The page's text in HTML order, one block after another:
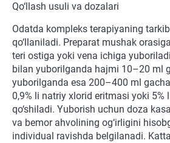
Qo‘llash usuli va dozalari
Odatda kompleks terapiyaning
qo‘llaniladi. Preparat mushak
teri ostiga yoki vena ichiga
bilan yuborilganda hajmi 10–20 ml
yuborilganda esa 200–400 ml
0,9% li natriy xlorid eritmasi yoki 5%
qo‘shiladi. Yuborish uchun doza
va bemor ahvolining og‘irligini
individual ravishda belgilanadi.